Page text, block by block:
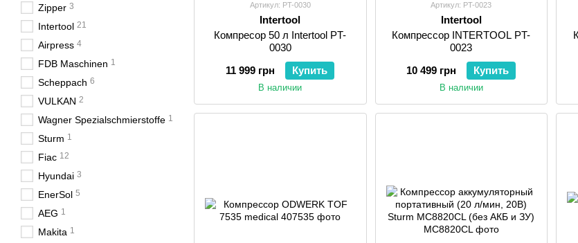
Артикул: PT-0030
Intertool
Компресор 50 л Intertool PT-
0030
11 999 грн
Купить
В наличии
Артикул: PT-0023
Intertool
Компрессор INTERTOOL PT-
0023
10 499 грн
Купить
В наличии
Zipper 3
Intertool 21
Airpress 4
FDB Maschinen 1
Scheppach 6
VULKAN 2
Wagner Spezialschmierstoffe 1
Sturm 1
Fiac 12
Hyundai 3
EnerSol 5
AEG 1
Makita 1